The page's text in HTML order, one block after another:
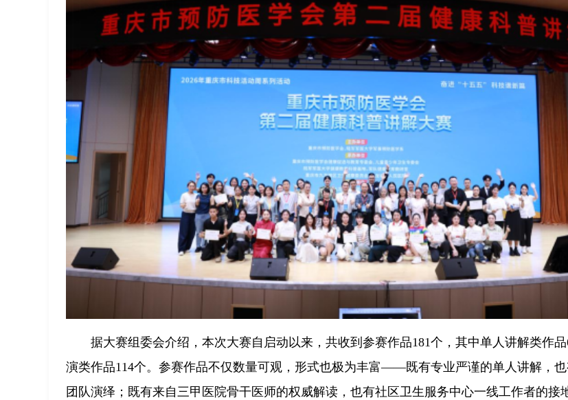
据大赛组委会介绍，本次大赛自启动以来，共收到参赛作品181个，其中单人讲解类作
演类作品114个。参赛作品不仅数量可观，形式也极为丰富——既有专业严谨的单人讲解，
团队演绎；既有来自三甲医院骨干医师的权威解读，也有社区卫生服务中心一线工作者的接